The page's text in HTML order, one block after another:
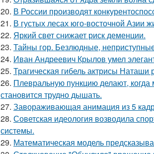
20. В России производят
21. В густых лесах юго-восточной Азии
22. Яркий свет снижает риск деменции.
23. Тайны гор. Безлюдные,
24. Иван Андреевич Крылов умел
25. Трагическая гибель актрисы Наташи
26. Плевральную пункцию делают, когда
становится трудно дышать.
27. Завораживающая анимация из 5
28. Советская идеология возводила
системы.
29. Математическая модель